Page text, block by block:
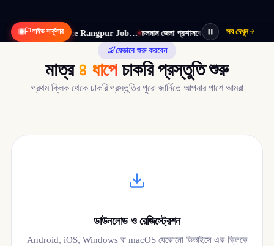
লাইভ সার্কুলার
– DC Office Rangpur Job… চলমান জেলা প্রশাসকের কার্যালয়, সাতক্ষীরা নিয়োগ
সব দেখুন
যেভাবে শুরু করবেন
মাত্র ৪ ধাপে চাকরি প্রস্তুতি শুরু
প্রথম ক্লিক থেকে চাকরি প্রস্তুতির পুরো জার্নিতে আপনার পাশে আমরা
০১
ডাউনলোড ও রেজিস্ট্রেশন
Android, iOS, Windows বা macOS যেকোনো ডিভাইসে এক ক্লিকে